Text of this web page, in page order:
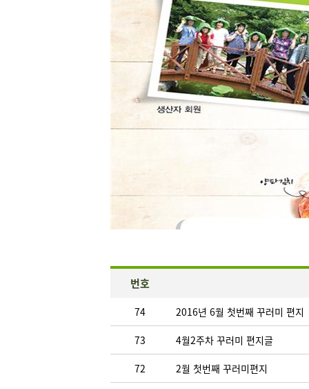
번호
74 2016년 6월 첫번째 꾸러미 편지
73 4월2주차 꾸러미 편지글
72 2월 첫번째 꾸러미편지